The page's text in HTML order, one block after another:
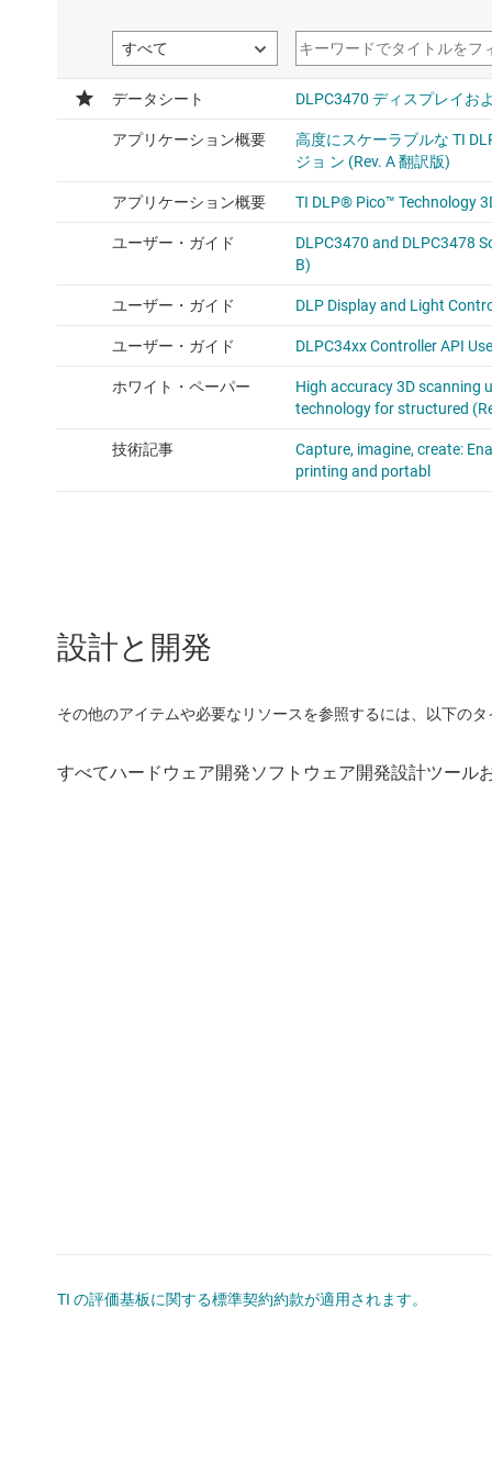
設計と開発
その他のアイテムや必要なリソースを参照するには、以下の
TI の評価基板に関する標準契約約款が適用されます。